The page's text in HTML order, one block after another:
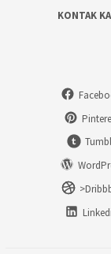
KONTAK